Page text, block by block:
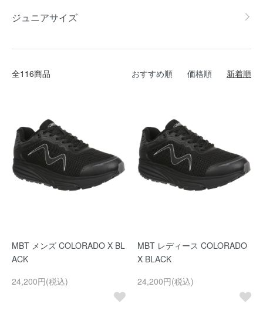
ジュニアサイズ
全116商品 おすすめ順 価格順 新着順
MBT メンズ COLORADO X BL
ACK
24,200円(税込)
MBT レディース COLORADO
X BLACK
24,200円(税込)